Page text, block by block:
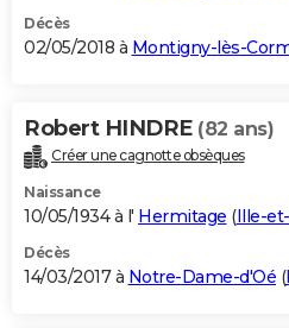
Décès
02/05/2018 à Montigny-lès-
Robert HINDRE (82 ans)
Créer une cagnotte obsèques
Naissance
10/05/1934 à l' Hermitage (Ille-
Décès
14/03/2017 à Notre-Dame-d'Oé (